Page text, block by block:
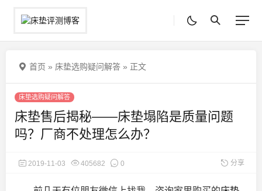
首页 » 床垫选购疑问解答 » 正文
床垫选购疑问解答
床垫售后揭秘——床垫塌陷是质量问题
吗？厂商不处理怎么办？
2019-11-03 405682 0 分享